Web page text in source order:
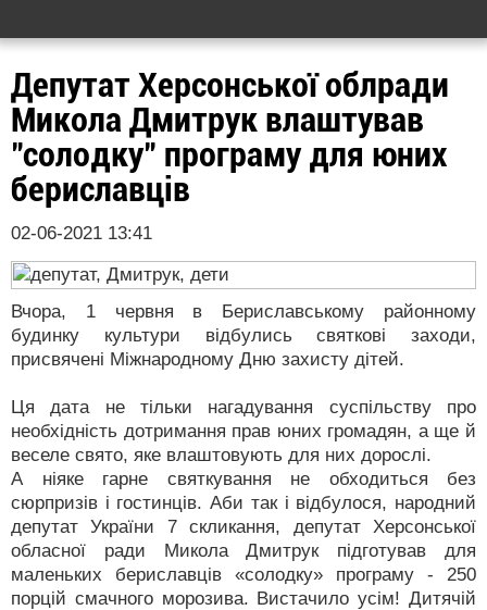
Депутат Херсонської облради
Микола Дмитрук влаштував
"солодку" програму для юних
бериславців
02-06-2021 13:41
Вчора, 1 червня в Бериславському районному
будинку культури відбулись святкові заходи,
присвячені Міжнародному Дню захисту дітей.
Ця дата не тільки нагадування суспільству про
необхідність дотримання прав юних громадян, а ще й
веселе свято, яке влаштовують для них дорослі.
А ніяке гарне святкування не обходиться без
сюрпризів і гостинців. Аби так і відбулося, народний
депутат України 7 скликання, депутат Херсонської
обласної ради Микола Дмитрук підготував для
маленьких бериславців «солодку» програму - 250
порцій смачного морозива. Вистачило усім! Дитячій